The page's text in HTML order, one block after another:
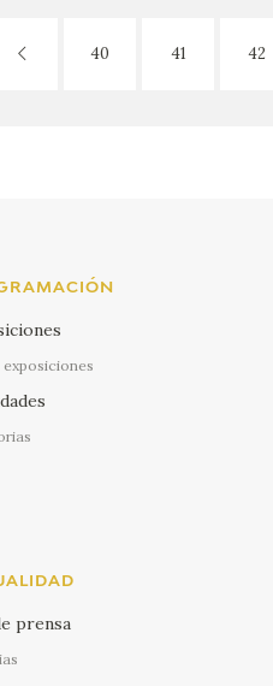
40 41 42
exposiciones
prensa